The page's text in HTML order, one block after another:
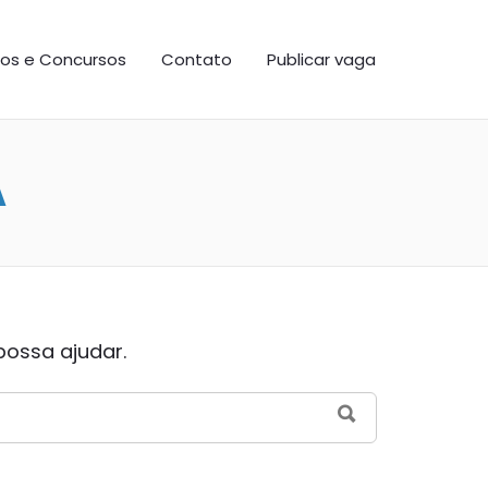
e Concursos Contato Publicar vaga
ajudar.